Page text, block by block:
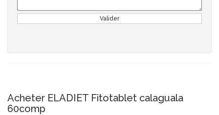
Valider
Acheter ELADIET Fitotablet calaguala
60comp